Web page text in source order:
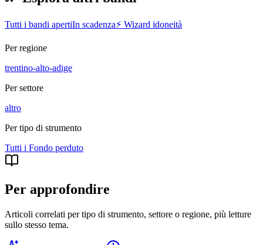
Tutti i bandi apertiIn scadenza⚡ Wizard idoneità
Per regione
trentino-alto-adige
Per settore
altro
Per tipo di strumento
Tutti i Fondo perduto
Per approfondire
Articoli correlati per tipo di strumento, settore o regione, più letture
sullo stesso tema.